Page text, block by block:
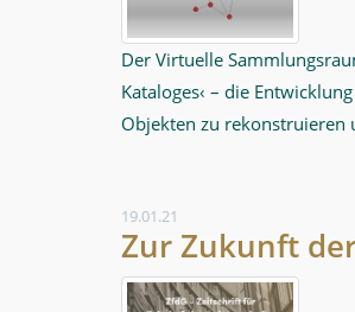
Der Virtuelle
Kataloges‹ – die
Objekten zu rekonstruieren
19.01.21
Zur Zukunft